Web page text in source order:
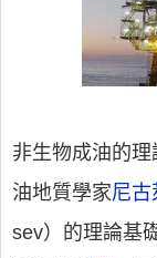
非生物成油的
油地質學家尼古
sev）的理論基